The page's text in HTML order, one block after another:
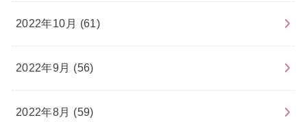
2022年10月 (61)
2022年9月 (56)
2022年8月 (59)